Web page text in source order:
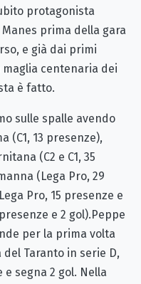
protagonista
prima della gara
e già dai primi
centenaria dei
è fatto.
sulle spalle avendo
(C1, 13 presenze),
(C2 e C1, 35
(Lega Pro, 29
Pro, 15 presenze e
e 2 gol).Peppe
per la prima volta
Taranto in serie D,
segna 2 gol. Nella